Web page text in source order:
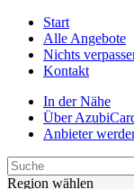
Start
Alle Angebote
Nichts
Kontakt
In der Nähe
Über
Anbieter
Region wählen